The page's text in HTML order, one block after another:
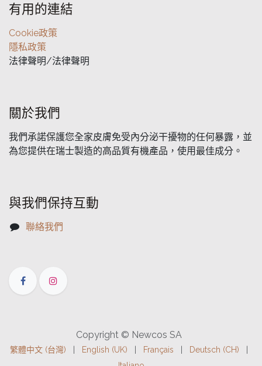
有用的連結
Cookie政策
隱私政策
法律聲明/法律聲明
關於我們
我們承諾保護您全家皮膚免受內分泌干擾物的任何暴露，並
為您提供在瑞士製造的高品質有機產品，使用最佳成分。
與我們保持互動
聯絡我們
Copyright © Newcos SA
繁體中文 (台灣) English (UK) Français Deutsch (CH)